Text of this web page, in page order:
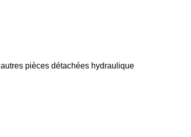
autres pièces détachées hydraulique